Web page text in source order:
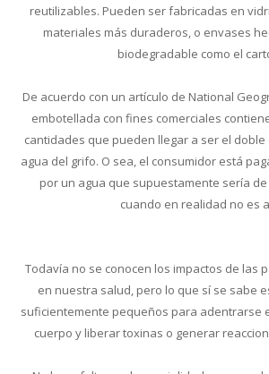
reutilizables. Pueden ser fabricadas en
materiales más duraderos, o envases
biodegradable como el
De acuerdo con un artículo de National
embotellada con fines comerciales
cantidades que pueden llegar a ser el
agua del grifo. O sea, el consumidor está
por un agua que supuestamente sería
cuando en realidad no es
Todavía no se conocen los impactos de las
en nuestra salud, pero lo que sí se sabe
suficientemente pequeños para adentrarse
cuerpo y liberar toxinas o generar